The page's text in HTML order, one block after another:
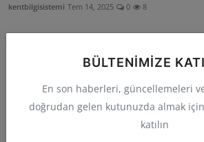
BÜLTENIMIZE
En son haberleri, güncellemeleri
doğrudan gelen kutunuzda almak
katılın
kentbilgisistemi Tem 14, 2025 0 8
Pendik Belediyesi: Sanayi, Lojistik ve
Tem 14, 2025 0 6